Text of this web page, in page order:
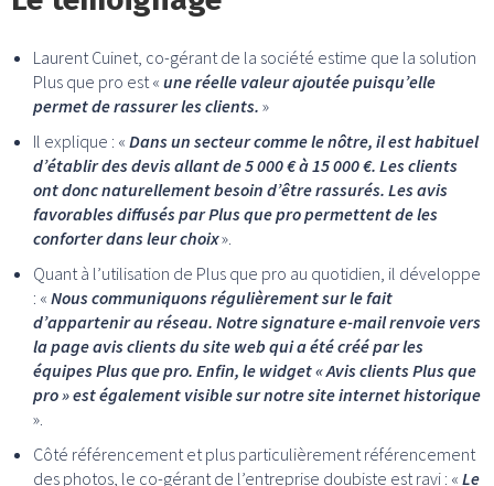
Laurent Cuinet, co-gérant de la société estime que la solution
Plus que pro est « une réelle valeur ajoutée puisqu’elle
permet de rassurer les clients. »
Il explique : « Dans un secteur comme le nôtre, il est habituel
d’établir des devis allant de 5 000 € à 15 000 €. Les clients
ont donc naturellement besoin d’être rassurés. Les avis
favorables diffusés par Plus que pro permettent de les
conforter dans leur choix».
Quant à l’utilisation de Plus que pro au quotidien, il développe
: « Nous communiquons régulièrement sur le fait
d’appartenir au réseau. Notre signature e-mail renvoie vers
la page avis clients du site web qui a été créé par les
équipes Plus que pro. Enfin, le widget « Avis clients Plus que
pro » est également visible sur notre site internet historique
».
Côté référencement et plus particulièrement référencement
des photos, le co-gérant de l’entreprise doubiste est ravi : « Le